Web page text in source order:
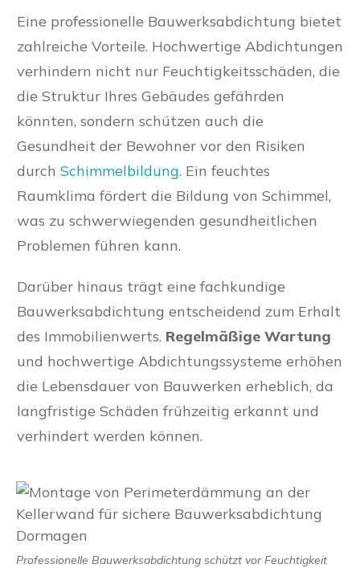
Eine professionelle Bauwerksabdichtung bietet
zahlreiche Vorteile. Hochwertige Abdichtungen
verhindern nicht nur Feuchtigkeitsschäden, die
die Struktur Ihres Gebäudes gefährden
könnten, sondern schützen auch die
Gesundheit der Bewohner vor den Risiken
durch Schimmelbildung. Ein feuchtes
Raumklima fördert die Bildung von Schimmel,
was zu schwerwiegenden gesundheitlichen
Problemen führen kann.
Darüber hinaus trägt eine fachkundige
Bauwerksabdichtung entscheidend zum Erhalt
des Immobilienwerts. Regelmäßige Wartung
und hochwertige Abdichtungssysteme erhöhen
die Lebensdauer von Bauwerken erheblich, da
langfristige Schäden frühzeitig erkannt und
verhindert werden können.
Professionelle Bauwerksabdichtung schützt vor Feuchtigkeit